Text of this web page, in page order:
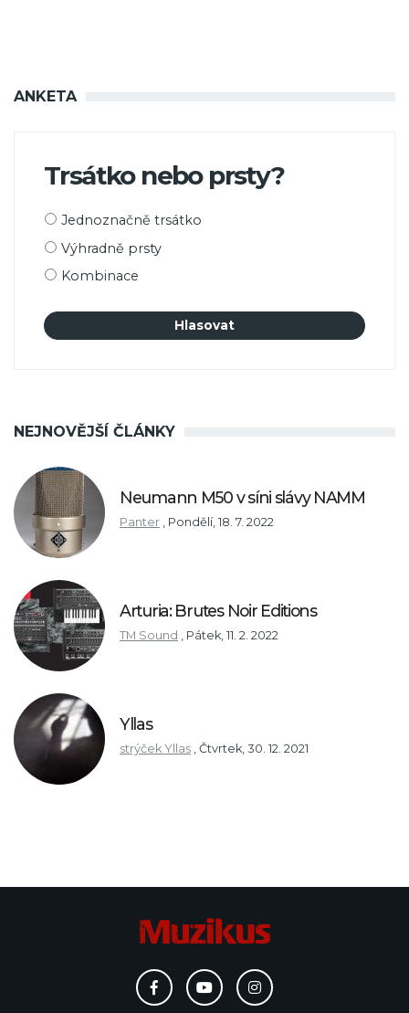
ANKETA
Trsátko nebo prsty?
Možnosti
Jednoznačně trsátko
Výhradně prsty
Kombinace
NEJNOVĚJŠÍ ČLÁNKY
Neumann M50 v síni slávy NAMM
Panter , Pondělí, 18. 7. 2022
Arturia: Brutes Noir Editions
TM Sound , Pátek, 11. 2. 2022
Yllas
strýček Yllas , Čtvrtek, 30. 12. 2021